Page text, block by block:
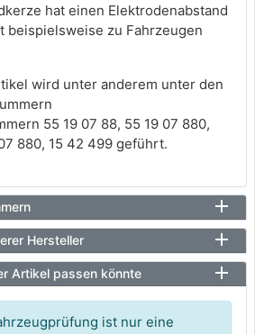
hat einen Elektrodenabstand
beispielsweise zu Fahrzeugen
wird unter anderem unter den
55 19 07 88, 55 19 07 880,
880, 15 42 499 geführt.
Hersteller
Artikel passen könnte
ist nur eine